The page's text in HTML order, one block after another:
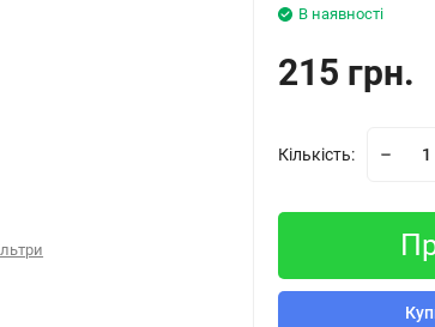
В наявності
215 грн.
Кількість: